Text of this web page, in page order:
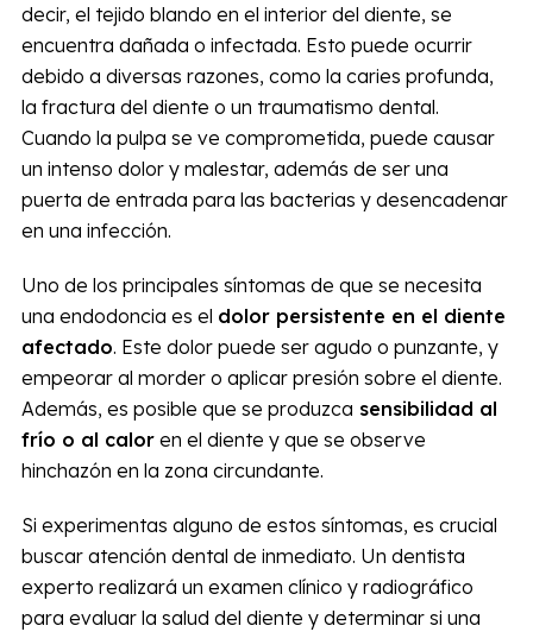
decir, el tejido blando en el interior del diente, se
encuentra dañada o infectada. Esto puede ocurrir
debido a diversas razones, como la caries profunda,
la fractura del diente o un traumatismo dental.
Cuando la pulpa se ve comprometida, puede causar
un intenso dolor y malestar, además de ser una
puerta de entrada para las bacterias y desencadenar
en una infección.
Uno de los principales síntomas de que se necesita
una endodoncia es el dolor persistente en el diente
afectado. Este dolor puede ser agudo o punzante, y
empeorar al morder o aplicar presión sobre el diente.
Además, es posible que se produzca sensibilidad al
frío o al caloren el diente y que se observe
hinchazón en la zona circundante.
Si experimentas alguno de estos síntomas, es crucial
buscar atención dental de inmediato. Un dentista
experto realizará un examen clínico y radiográfico
para evaluar la salud del diente y determinar si una